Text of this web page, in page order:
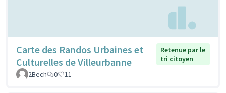
Carte des Randos Urbaines et
Culturelles de Villeurbanne
Retenue par le
tri citoyen
2Bech
0 11